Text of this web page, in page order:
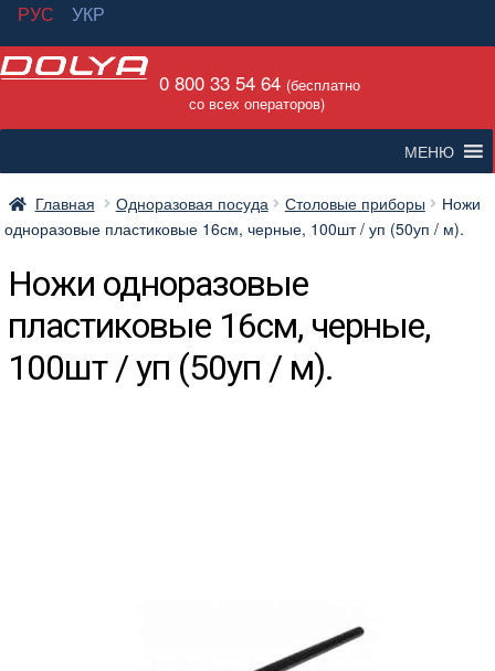
РУС
УКР
Перейти
навигации
Перейти
содержимому
0 800 33 54 64 (бесплатно
со всех операторов)
МЕНЮ
Главная Одноразовая посуда Столовые приборы
Ножи
одноразовые пластиковые 16см, черные, 100шт / уп (50уп / м).
Ножи одноразовые
пластиковые 16см, черные,
100шт / уп (50уп / м).